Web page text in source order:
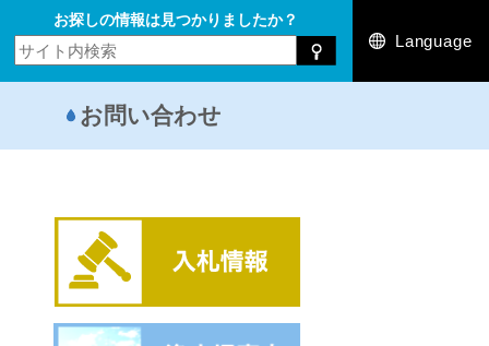
お探しの情報は見つかりましたか？
Language
お問い合わせ